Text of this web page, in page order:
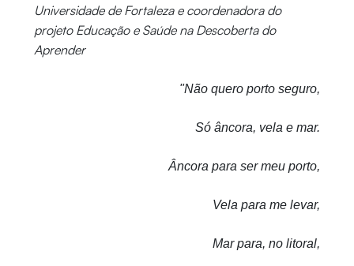
Universidade de Fortaleza e coordenadora do
projeto Educação e Saúde na Descoberta do
Aprender
"Não quero porto seguro,
Só âncora, vela e mar.
Âncora para ser meu porto,
Vela para me levar,
Mar para, no litoral,